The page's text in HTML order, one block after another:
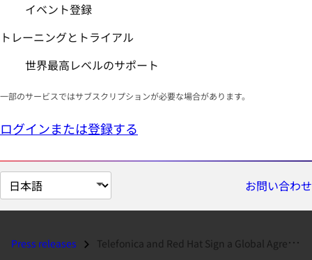
イベント登録
トレーニングとトライアル
世界最高レベルのサポート
一部のサービスではサブスクリプションが必要な場合があります。
ログインまたは登録する
ペ
ー
の
お問い合わせ
Press releases Telefonica and Red Hat Sign a Global Agreement to Help Companies Mobil...